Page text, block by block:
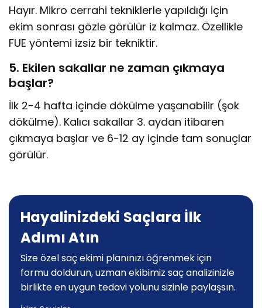
Hayır. Mikro cerrahi tekniklerle yapıldığı için
ekim sonrası gözle görülür iz kalmaz. Özellikle
FUE yöntemi izsiz bir tekniktir.
5. Ekilen sakallar ne zaman çıkmaya
başlar?
İlk 2-4 hafta içinde dökülme yaşanabilir (şok
dökülme). Kalıcı sakallar 3. aydan itibaren
çıkmaya başlar ve 6-12 ay içinde tam sonuçlar
görülür.
Hayalinizdeki Saçlara İlk
Adımı Atın
Size özel saç ekimi planınızı öğrenmek için
formu doldurun, uzman ekibimiz saç analizinizle
birlikte en uygun tedavi yolunu sizinle paylaşsın.